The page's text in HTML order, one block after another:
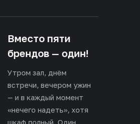
Вместо пяти
брендов — один!
Утром зал, днём
встречи, вечером ужин
— и в каждый момент
«нечего надеть», хотя